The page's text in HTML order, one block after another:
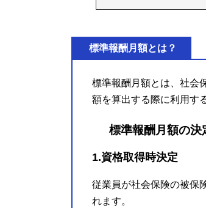
標準報酬月額とは？
標準報酬月額とは、社会
額を算出する際に利用す
標準報酬月額の決
1.資格取得時決定
従業員が社会保険の被保
れます。